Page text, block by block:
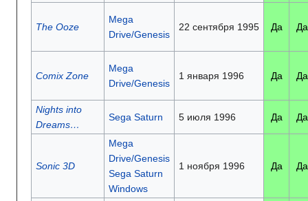
The Ooze
Mega
Drive/Genesis
22 сентября 1995 Да Да
Comix Zone
Mega
Drive/Genesis
1 января 1996 Да Да
Nights into
Dreams…
Sega Saturn 5 июля 1996 Да Да
Sonic 3D
Mega
Drive/Genesis
Sega Saturn
Windows
1 ноября 1996 Да Да